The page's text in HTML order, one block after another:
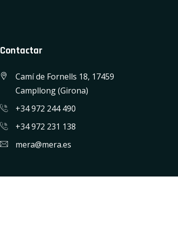
Contactar
Camí de Fornells 18, 17459
Campllong (Girona)
+34 972 244 490
+34 972 231 138
mera@mera.es